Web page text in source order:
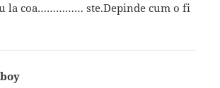
la coa…………… ste.Depinde cum o fi